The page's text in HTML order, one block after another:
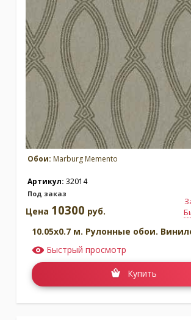
Обои: Marburg Memento
Артикул: 32014
Под заказ
Цена 10300 руб.
10.05x0.7 м. Рулонные обои.
Быстрый просмотр
Купить